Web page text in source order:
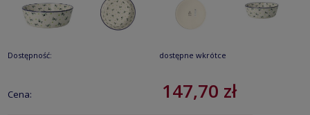
Dostępność: dostępne wkrótce
Cena: 147,70 zł